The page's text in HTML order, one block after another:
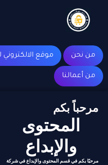
من نحن موقع
من أعمالنا
مرحباً بكم
مرحبًا بكم في قسم المحتوى والإبداع في شركة
المحتوى
والإبداع